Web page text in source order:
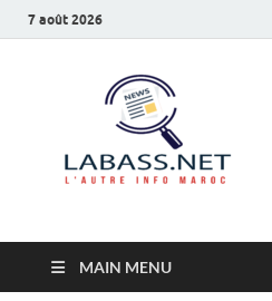
7 août 2026
MAIN MENU